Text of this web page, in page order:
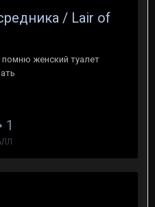
1
/ Lair of
помню женский туалет